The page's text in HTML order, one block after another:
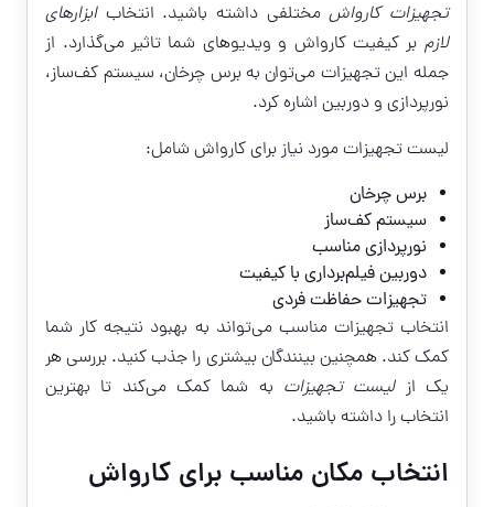
تجهیزات کارواشمختلفی داشته باشید. انتخابابزارهای
لازم بر کیفیت کارواش و ویدیوهای شما تاثیر می‌گذارد. از
جمله این تجهیزات می‌توان به برس چرخان، سیستم کف‌ساز،
نورپردازی و دوربین اشاره کرد.
لیست تجهیزات مورد نیاز برای کارواش شامل:
برس چرخان
سیستم کف‌ساز
نورپردازی مناسب
دوربین فیلم‌برداری با کیفیت
تجهیزات حفاظت فردی
انتخاب تجهیزات مناسب می‌تواند به بهبود نتیجه کار شما
کمک کند. همچنین بینندگان بیشتری را جذب کنید. بررسی هر
یک ازلیست تجهیزات به شما کمک می‌کند تا بهترین
انتخاب را داشته باشید.
انتخاب مکان مناسب برای کارواش